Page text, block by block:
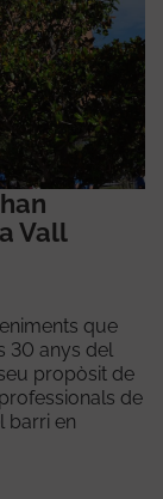
Vall
que
30 anys del
propòsit de
de
barri en